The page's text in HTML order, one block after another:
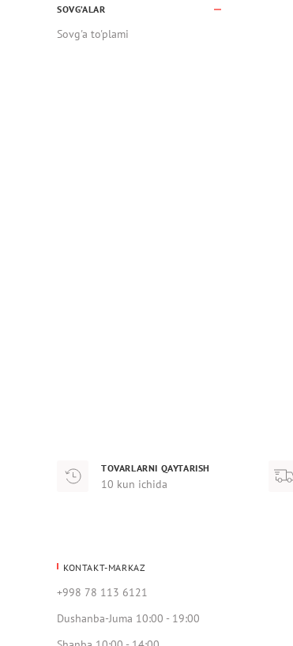
SOVG’ALAR
Sovg'a to'plami
TOVARLARNI QAYTARISH
10 kun ichida
KONTAKT-MARKAZ
+998 78 113 6121
Dushanba-Juma 10:00 - 19:00